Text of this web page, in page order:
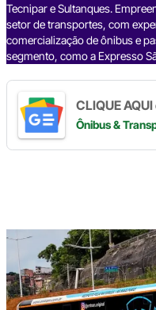
Tecnipar e Sultanques.
setor de transportes, com
comercialização de ônibus e
segmento, como a Expresso
CLIQUE
Ônibus &
Digite
seu
e-